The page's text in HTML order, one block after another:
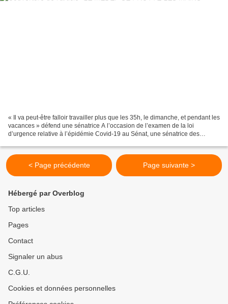
« Il va peut-être falloir travailler plus que les 35h, le dimanche, et pendant les
vacances » défend une sénatrice A l’occasion de l’examen de la loi
d’urgence relative à l’épidémie Covid-19 au Sénat, une sénatrice des
< Page précédente Page suivante >
Hébergé par Overblog
Top articles
Pages
Contact
Signaler un abus
C.G.U.
Cookies et données personnelles